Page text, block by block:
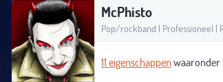
McPhisto
Pop/rockband | Professioneel |
11 eigenschappenwaaronder